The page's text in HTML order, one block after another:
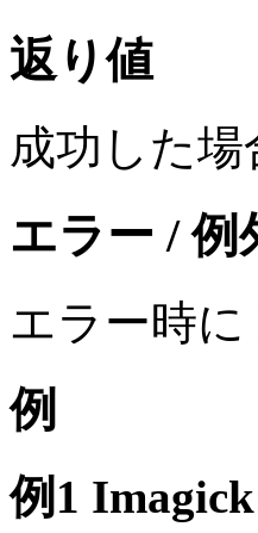
返り値
成功した
エラー / 例
エラー時に
例
例1